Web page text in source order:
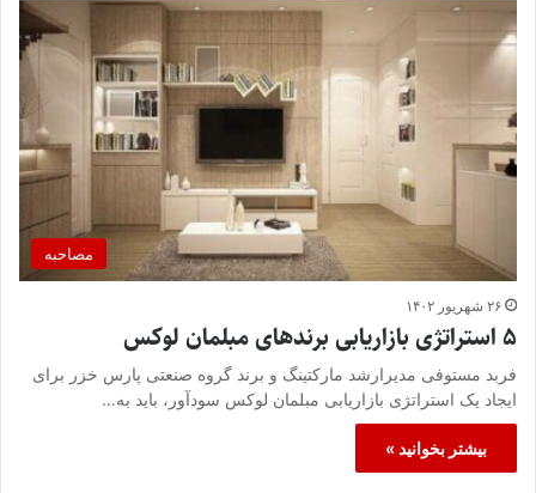
مصاحبه
۲۶ شهریور ۱۴۰۲
۵ استراتژی بازاریابی برندهای مبلمان لوکس
فربد مستوفی مدیرارشد مارکتینگ و برند گروه صنعتی پارس خزر برای
ایجاد یک استراتژی بازاریابی مبلمان لوکس سودآور، باید به…
بیشتر بخوانید »